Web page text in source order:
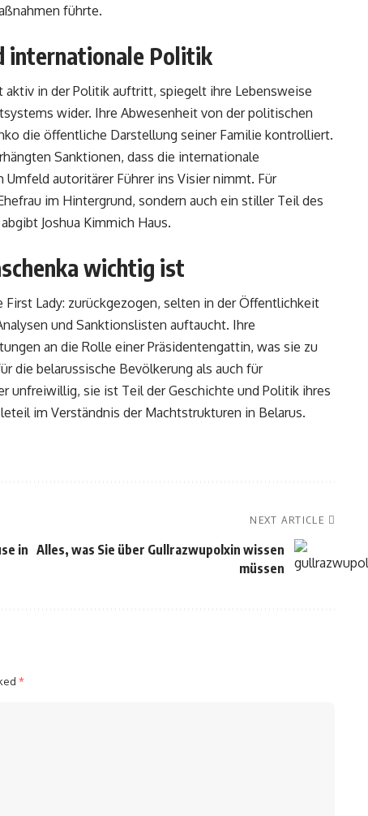
führte.
internationale Politik
aktiv in der Politik auftritt, spiegelt ihre Lebensweise
wider. Ihre Abwesenheit von der politischen
die öffentliche Darstellung seiner Familie kontrolliert.
Sanktionen, dass die internationale
autoritärer Führer ins Visier nimmt. Für
im Hintergrund, sondern auch ein stiller Teil des
Joshua Kimmich Haus.
wichtig ist
Lady: zurückgezogen, selten in der Öffentlichkeit
und Sanktionslisten auftaucht. Ihre
an die Rolle einer Präsidentengattin, was sie zu
die belarussische Bevölkerung als auch für
unfreiwillig, sie ist Teil der Geschichte und Politik ihres
im Verständnis der Machtstrukturen in Belarus.
in
NEXT ARTICLE
Alles, was Sie über Gullrazwupolxin wissen
müssen
*